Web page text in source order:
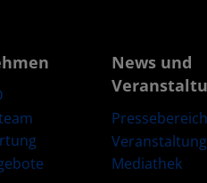
News und
Pressebereich
Mediathek